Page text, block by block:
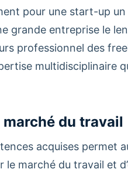
pour une start-up
grande entreprise le
professionnel des
multidisciplinaire
du travail
acquises permet
marché du travail et